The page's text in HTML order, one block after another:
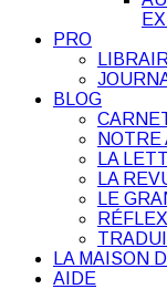
PRO
BLOG
LA
LA
LE
LA MAISON
AIDE